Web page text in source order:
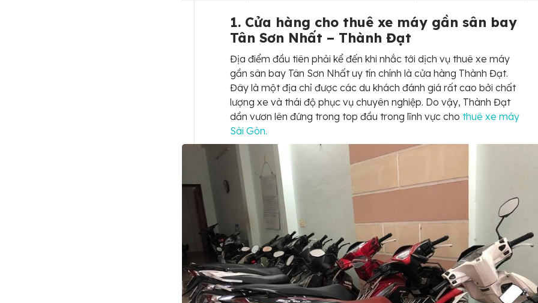
1. Cửa hàng cho thuê xe máy gần sân bay
Tân Sơn Nhất – Thành Đạt
Địa điểm đầu tiên phải kể đến khi nhắc tới dịch vụ thuê xe máy
gần sân bay Tân Sơn Nhất uy tín chính là cửa hàng Thành Đạt.
Đây là một địa chỉ được các du khách đánh giá rất cao bởi chất
lượng xe và thái độ phục vụ chuyên nghiệp. Do vậy, Thành Đạt
dần vươn lên đứng trong top đầu trong lĩnh vực cho thuê xe máy
Sài Gòn.